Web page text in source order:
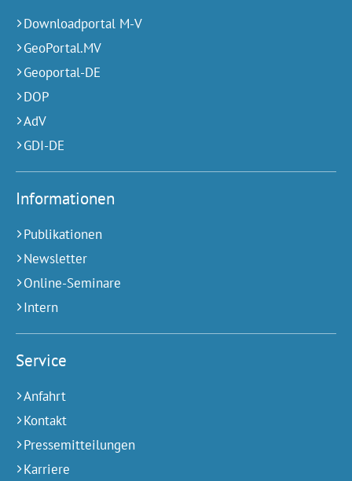
Downloadportal M-V
GeoPortal.MV
Geoportal-DE
DOP
AdV
GDI-DE
Informationen
Publikationen
Newsletter
Online-Seminare
Intern
Service
Anfahrt
Kontakt
Pressemitteilungen
Karriere